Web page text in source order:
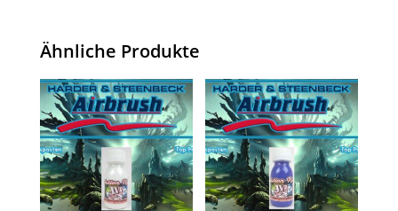
Ähnliche Produkte